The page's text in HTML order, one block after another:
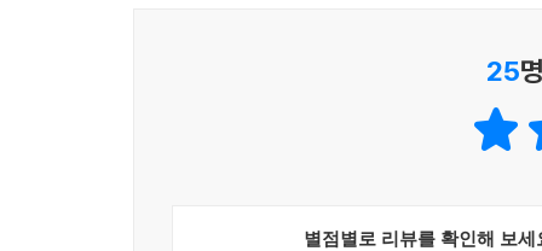
있다. 살인사건이 발생하고, 얼굴 없는 범인이 피
이야기가 전개되는 것은 『모방범』 전체의
사건으로 급작스런 전환을 맞이하고, 수사가 급
미유키의 흡인력은 거기에 있다.
25
별점별로 리뷰를 확인해 보세